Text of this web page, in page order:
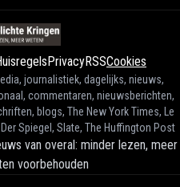
PrivacyRSSCookies
journalistiek, dagelijks, nieuws,
commentaren, nieuwsberichten,
blogs, The New York Times, Le
Spiegel, Slate, The Huffington Post
van overal: minder lezen, meer
voorbehouden